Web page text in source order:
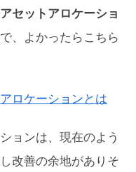
セットアロケーショ
、よかったらこちら
ロケーションとは
ョンは、現在のよう
改善の余地がありそ